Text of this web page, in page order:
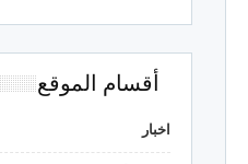
أقسام الموقع
اخبار